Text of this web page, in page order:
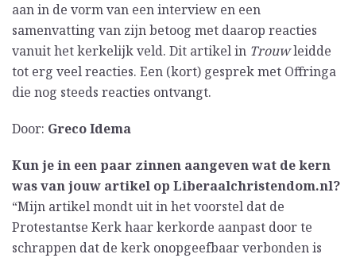
aan in de vorm van een interview en een
samenvatting van zijn betoog met daarop reacties
vanuit het kerkelijk veld. Dit artikel in Trouwleidde
tot erg veel reacties. Een (kort) gesprek met Offringa
die nog steeds reacties ontvangt.
Door: Greco Idema
Kun je in een paar zinnen aangeven wat de kern
was van jouw artikel op Liberaalchristendom.nl?
“Mijn artikel mondt uit in het voorstel dat de
Protestantse Kerk haar kerkorde aanpast door te
schrappen dat de kerk onopgeefbaar verbonden is